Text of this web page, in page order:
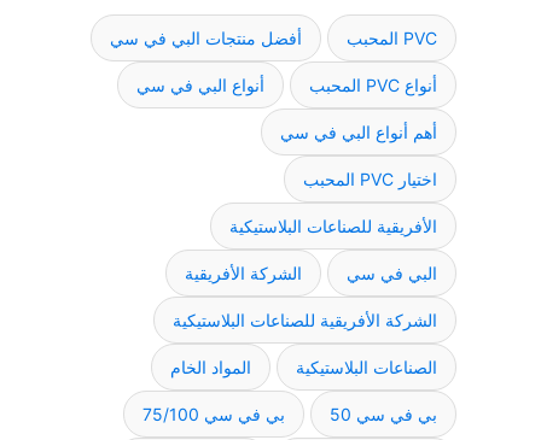
PVC المحبب أفضل منتجات البي في سي
أنواع PVC المحبب أنواع البي في سي
أهم أنواع البي في سي
اختيار PVC المحبب
الأفريقية للصناعات البلاستيكية
البي في سي الشركة الأفريقية
الشركة الأفريقية للصناعات البلاستيكية
الصناعات البلاستيكية المواد الخام
بي في سي 50 بي في سي 75/100